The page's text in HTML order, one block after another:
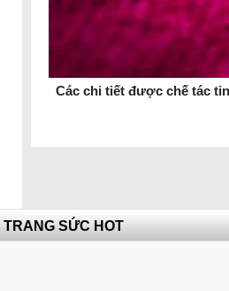
Các chi tiết được chế tác
TRANG SỨC HOT